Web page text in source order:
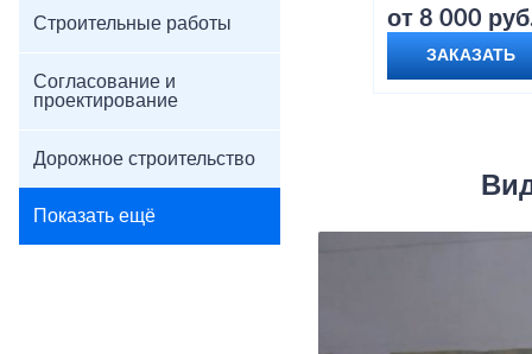
Строительные работы
Согласование и
проектирование
Дорожное строительство
Показать ещё
от 8 000
ЗАКАЗАТЬ